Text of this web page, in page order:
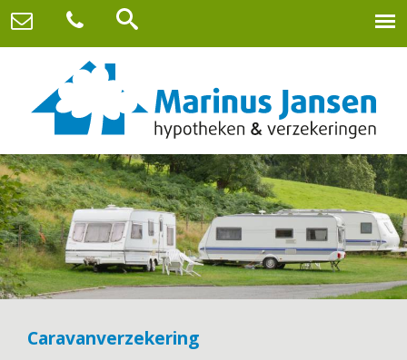
Caravanverzekering